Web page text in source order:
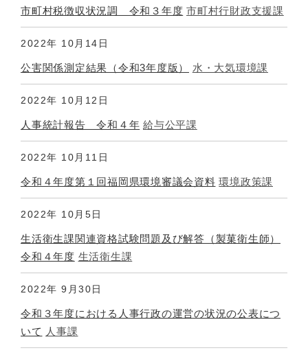
市町村税徴収状況調 令和３年度 市町村行財政支援課
2022年 10月14日
公害関係測定結果（令和3年度版） 水・大気環境課
2022年 10月12日
人事統計報告 令和４年 給与公平課
2022年 10月11日
令和４年度第１回福岡県環境審議会資料 環境政策課
2022年 10月5日
生活衛生課関連資格試験問題及び解答（製菓衛生師）
令和４年度 生活衛生課
2022年 9月30日
令和３年度における人事行政の運営の状況の公表につ
いて 人事課